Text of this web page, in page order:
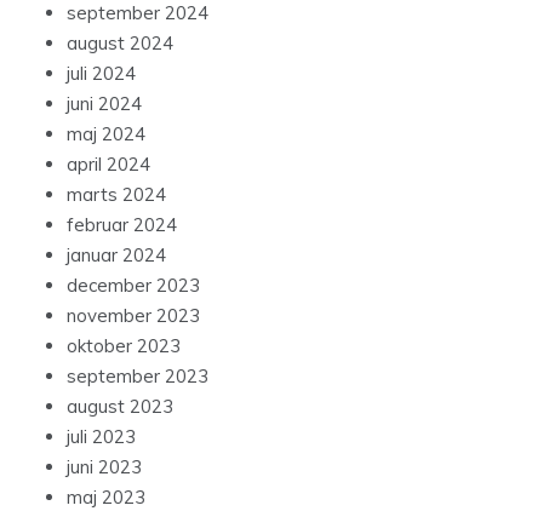
september 2024
august 2024
juli 2024
juni 2024
maj 2024
april 2024
marts 2024
februar 2024
januar 2024
december 2023
november 2023
oktober 2023
september 2023
august 2023
juli 2023
juni 2023
maj 2023